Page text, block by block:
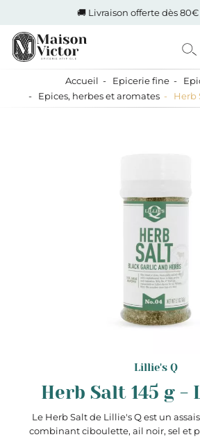
🚚 Livraison offerte dès 80€
Accueil Epicerie fine
Epices, herbes et aromates
Herb
Lillie's Q
Herb Salt 145 g -
Le Herb Salt de Lillie's Q est un
combinant ciboulette, ail noir, sel et